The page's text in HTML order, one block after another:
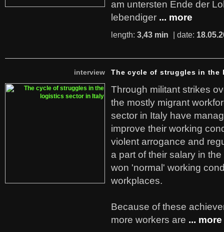
am untersten Ende der
lebendiger ... more
length: 3,43 min | date:
interview The cycle of struggles in
Through militant strikes
the mostly migrant
sector in Italy have
improve their working
violent arrogance and
a part of their salary in
won 'normal' working
workplaces.
Because of these
more workers are ... more